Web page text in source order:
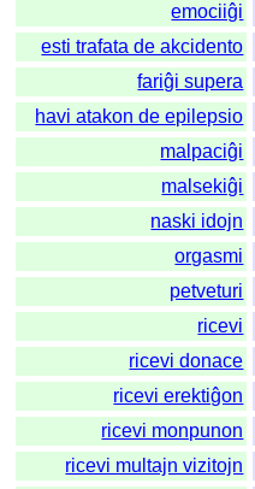
emociiĝi
esti trafata de akcidento
fariĝi supera
havi atakon de epilepsio
malpaciĝi
malsekiĝi
naski idojn
orgasmi
petveturi
ricevi
ricevi donace
ricevi erektiĝon
ricevi monpunon
ricevi multajn vizitojn